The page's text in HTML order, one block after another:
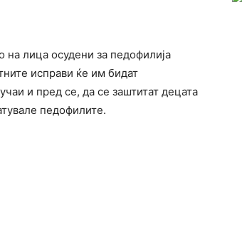
на лица осудени за педофилија
исправи ќе им бидат
и пред се, да се заштитат децата
педофилите.